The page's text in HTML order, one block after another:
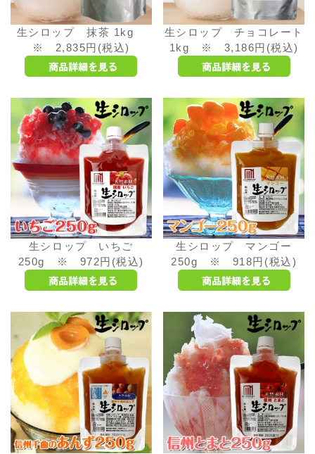
生シロップ 抹茶 1kg
※ 2,835円(税込)
生シロップ チョコレート
1kg ※ 3,186円(税込)
生シロップ いちご
250g ※ 972円(税込)
生シロップ マンゴー
250g ※ 918円(税込)